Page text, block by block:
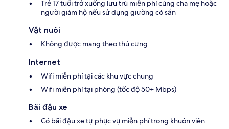
Trẻ 17 tuổi trở xuống lưu trú miễn phí cùng cha mẹ hoặc
người giám hộ nếu sử dụng giường có sẵn
Vật nuôi
Không được mang theo thú cưng
Internet
Wifi miễn phí tại các khu vực chung
Wifi miễn phí tại phòng (tốc độ 50+ Mbps)
Bãi đậu xe
Có bãi đậu xe tự phục vụ miễn phí trong khuôn viên